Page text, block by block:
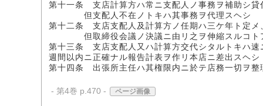
第十一条 支店計算方ハ常ニ支配人ノ事務ヲ補助シ貸
但支配人不在ノトキハ其事務ヲ代理スヘシ
第十二条 支店支配人及計算方ノ任期ハ三ケ年ト定メ
但取締役会議ノ決議ニ由リ之ヲ伸縮スルコト
第十三条 支店支配人又ハ計算方交代シタルトキハ速
週間以内ニ正確ナル報告計表ヲ作リ本店ニ差出スヘシ
第十四条 出張所主任ハ其権限内ニ於テ店務一切ヲ整
- 第4巻 p.470 - ページ画像